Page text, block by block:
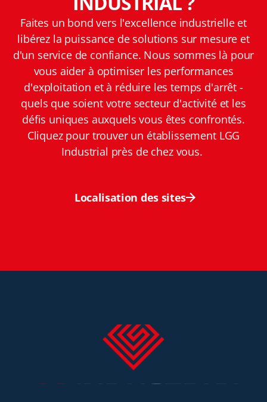
Faites un bond vers l'excellence industrielle et
libérez la puissance de solutions sur mesure et
d'un service de confiance. Nous sommes là pour
vous aider à optimiser les performances
d'exploitation et à réduire les temps d'arrêt -
quels que soient votre secteur d'activité et les
défis uniques auxquels vous êtes confrontés.
Cliquez pour trouver un établissement LGG
Industrial près de chez vous.
Localisation des sites